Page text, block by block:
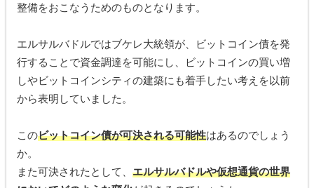
整備をおこなうためのものとなります。
エルサルバドルではブケレ大統領が、ビットコイン債を発
行することで資金調達を可能にし、ビットコインの買い増
しやビットコインシティの建築にも着手したい考えを以前
から表明していました。
このビットコイン債が可決される可能性はあるのでしょう
か。
また可決されたとして、 エルサルバドルや仮想通貨の世界